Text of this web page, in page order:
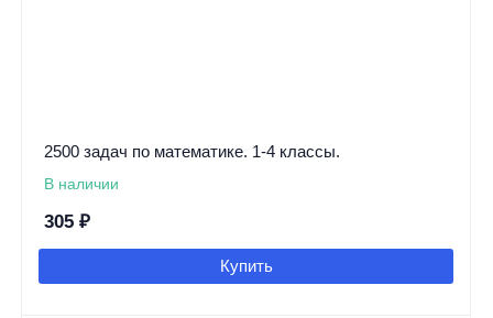
2500 задач по математике. 1-4 классы.
В наличии
305 ₽
Купить